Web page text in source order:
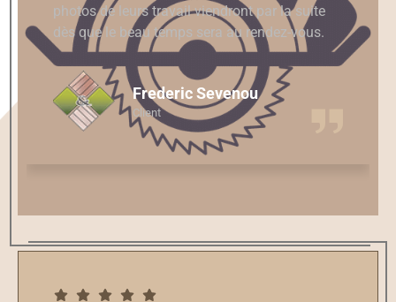
photos de leurs travail viendront par la suite
dès que le beau temps sera au rendez-vous.
Frederic Sevenou
Client